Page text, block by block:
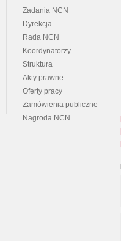
Zadania NCN
Dyrekcja
Rada NCN
Koordynatorzy
Struktura
Akty prawne
Oferty pracy
Zamówienia publiczne
Nagroda NCN